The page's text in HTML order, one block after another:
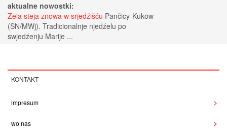
aktualne nowostki:
Zela steja znowa w srjedźišću Pančicy-Kukow
(SN/MWj). Tradicionalnje njedźelu po
swjedźenju Marije ...
KONTAKT
impresum
wo nas